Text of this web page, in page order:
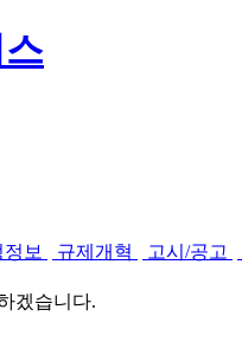
보 규제개혁 고시/공고
겠습니다.